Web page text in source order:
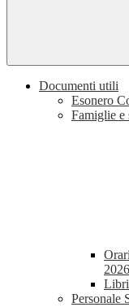
Documenti utili
Esonero
Famiglie e
2026
Personale